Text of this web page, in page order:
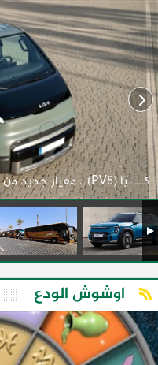
كـــــيا (PV5) .. معيار جديد من القيادة الإستثنائية
اوشوش الودع